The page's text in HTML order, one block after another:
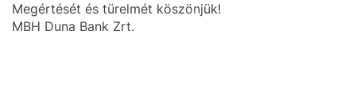
Megértését és türelmét köszönjük!
MBH Duna Bank Zrt.